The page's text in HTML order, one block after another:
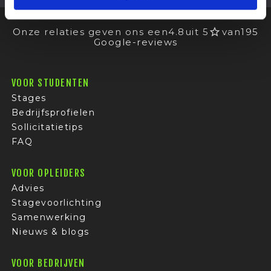
Onze relaties geven ons een4.8 uit 5 van195
Google-reviews
VOOR STUDENTEN
Stages
Bedrijfsprofielen
Sollicitatietips
FAQ
VOOR OPLEIDERS
Advies
Stagevoorlichting
Samenwerking
Nieuws & blogs
VOOR BEDRIJVEN